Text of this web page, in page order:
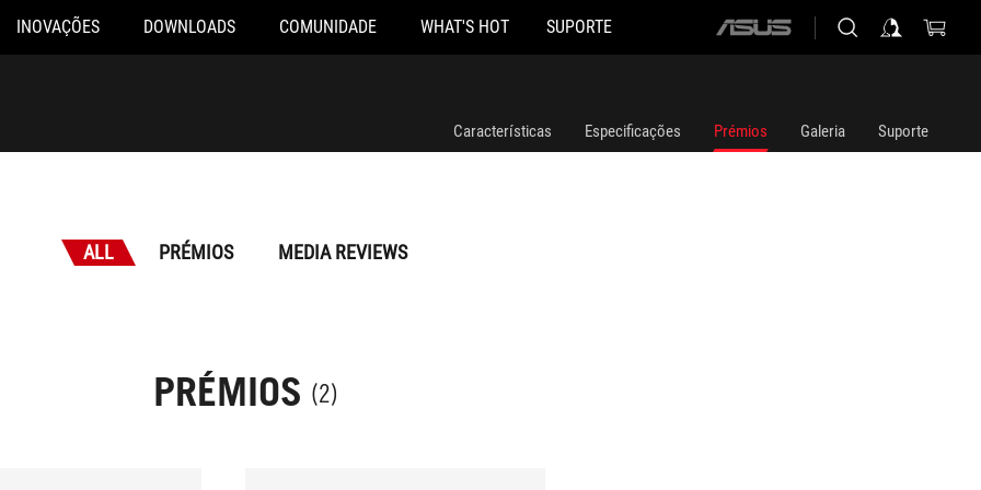
INOVAÇÕES DOWNLOADS COMUNIDADE WHAT'S HOT SUPORTE
ASUS
Características Especificações Prémios Galeria Suporte
ALL PRÉMIOS MEDIA REVIEWS
PRÉMIOS (2)